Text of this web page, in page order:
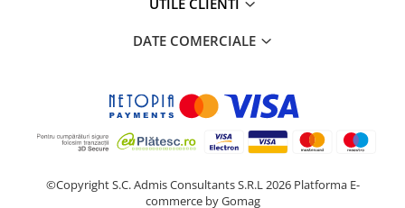
UTILE CLIENTI
DATE COMERCIALE
©Copyright S.C. Admis Consultants S.R.L 2026 Platforma E-
commerce by Gomag